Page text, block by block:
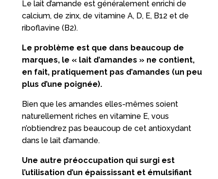
Le lait d’amande est généralement enrichi de
calcium, de zinx, de vitamine A, D, E, B12 et de
riboflavine (B2).
Le problème est que dans beaucoup de
marques, le « lait d’amandes » ne contient,
en fait, pratiquement pas d’amandes (un peu
plus d’une poignée).
Bien que les amandes elles-mêmes soient
naturellement riches en vitamine E, vous
n’obtiendrez pas beaucoup de cet antioxydant
dans le lait d’amande.
Une autre préoccupation qui surgi est
l’utilisation d’un épaississant et émulsifiant